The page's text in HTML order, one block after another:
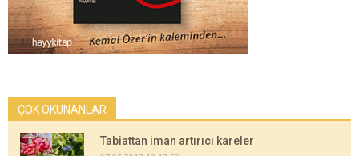
ÇOK OKUNANLAR
Tabiattan iman artırıcı kareler